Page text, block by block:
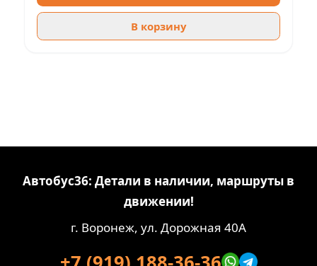
В корзину
Автобус36: Детали в наличии, маршруты в
движении!
г. Воронеж, ул. Дорожная 40А